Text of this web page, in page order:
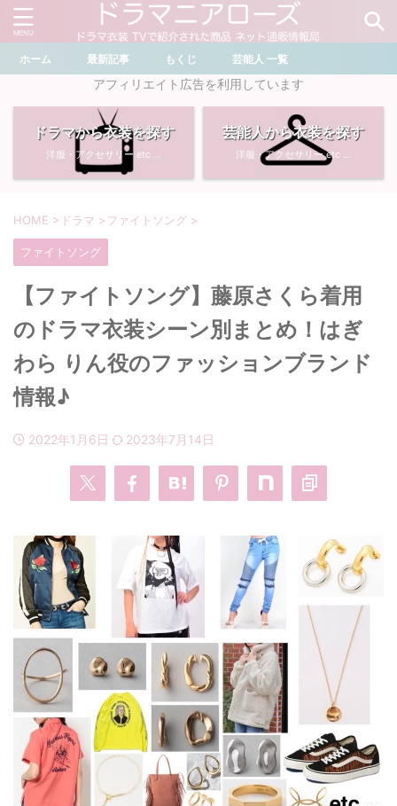
＼ ドラマ・芸能人を検索 ／
おすすめ検索ワード
川口春奈
・石原さとみ
・菜々緒
・ 堀田真由
多部未華子
・広瀬すず
・あのクズ
無能の鷹
・若草物語
・わたしの宝物
ライオンの隠れ家
・
・バッグ
腕時計
ホーム 最新記事 もくじ 芸能人 一覧
アフィリエイト広告を利用しています
ドラマから衣装を探す
洋服・アクセサリー etc ...
芸能人から衣装を探す
洋服・アクセサリー etc ...
HOME > ドラマ > ファイトソング >
ファイトソング
【ファイトソング】藤原さくら着用
のドラマ衣装シーン別まとめ！はぎ
わら りん役のファッションブランド
情報♪
2022年1月6日 2023年7月14日